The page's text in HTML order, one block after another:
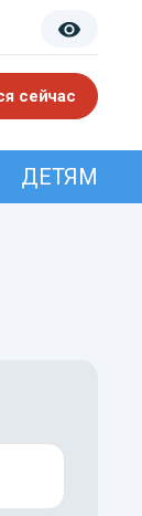
сейчас
ДЕТЯМ